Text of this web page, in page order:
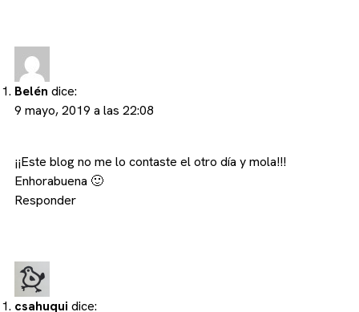
Belén dice:
9 mayo, 2019 a las 22:08
¡¡Este blog no me lo contaste el otro día y mola!!!
Enhorabuena 🙂
Responder
csahuqui dice: